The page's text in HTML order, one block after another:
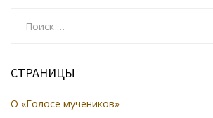
СТРАНИЦЫ
О «Голосе мучеников»